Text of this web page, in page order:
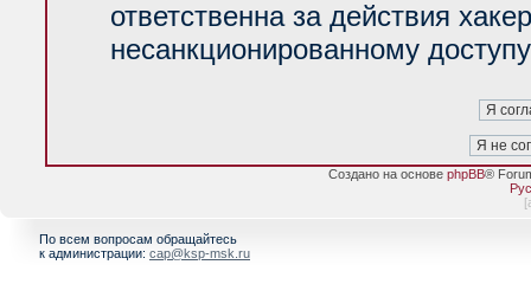
ответственна за действия
несанкционированному
Создано на основе phpBB®
[
По всем вопросам обращайтесь
к администрации: cap@ksp-msk.ru